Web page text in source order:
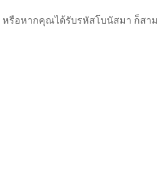
หรือหากคุณได้รับรหัสโบนัสมา ก็สา